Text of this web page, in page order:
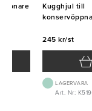
Kugghjul till
245 kr/st
LAGERVARA
Art. Nr: